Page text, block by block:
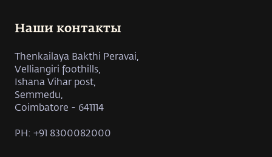
Наши контакты
Thenkailaya Bakthi Peravai,
Velliangiri foothills,
Ishana Vihar post,
Semmedu,
Coimbatore - 641114
PH: +91 8300082000